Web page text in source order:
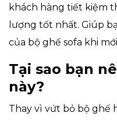
khách hàng tiết kiệm
lượng tốt nhất. Giúp
của bộ ghế sofa khi
Tại sao bạn
này?
Thay vì vứt bỏ bộ ghế